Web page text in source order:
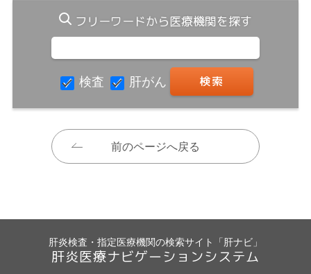
フリーワードから医療機関を探す
検査 肝がん
前のページへ戻る
肝炎検査・指定医療機関の検索サイト「肝ナビ」
肝炎医療ナビゲーションシステム